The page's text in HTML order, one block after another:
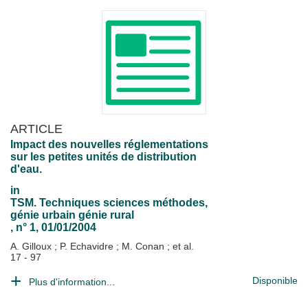
ARTICLE
Impact des nouvelles réglementations
sur les petites unités de distribution
d'eau.
in
TSM. Techniques sciences méthodes,
génie urbain génie rural
, n° 1, 01/01/2004
A. Gilloux ; P. Echavidre ; M. Conan ; et al.
17 - 97
Plus d'information... Disponible